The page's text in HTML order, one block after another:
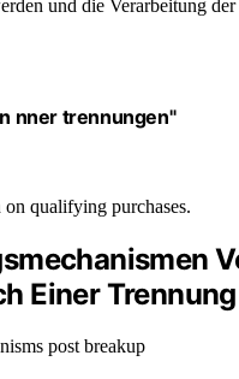
und die Verarbeitung
nner trennungen"
qualifying purchases.
Einer Trennung